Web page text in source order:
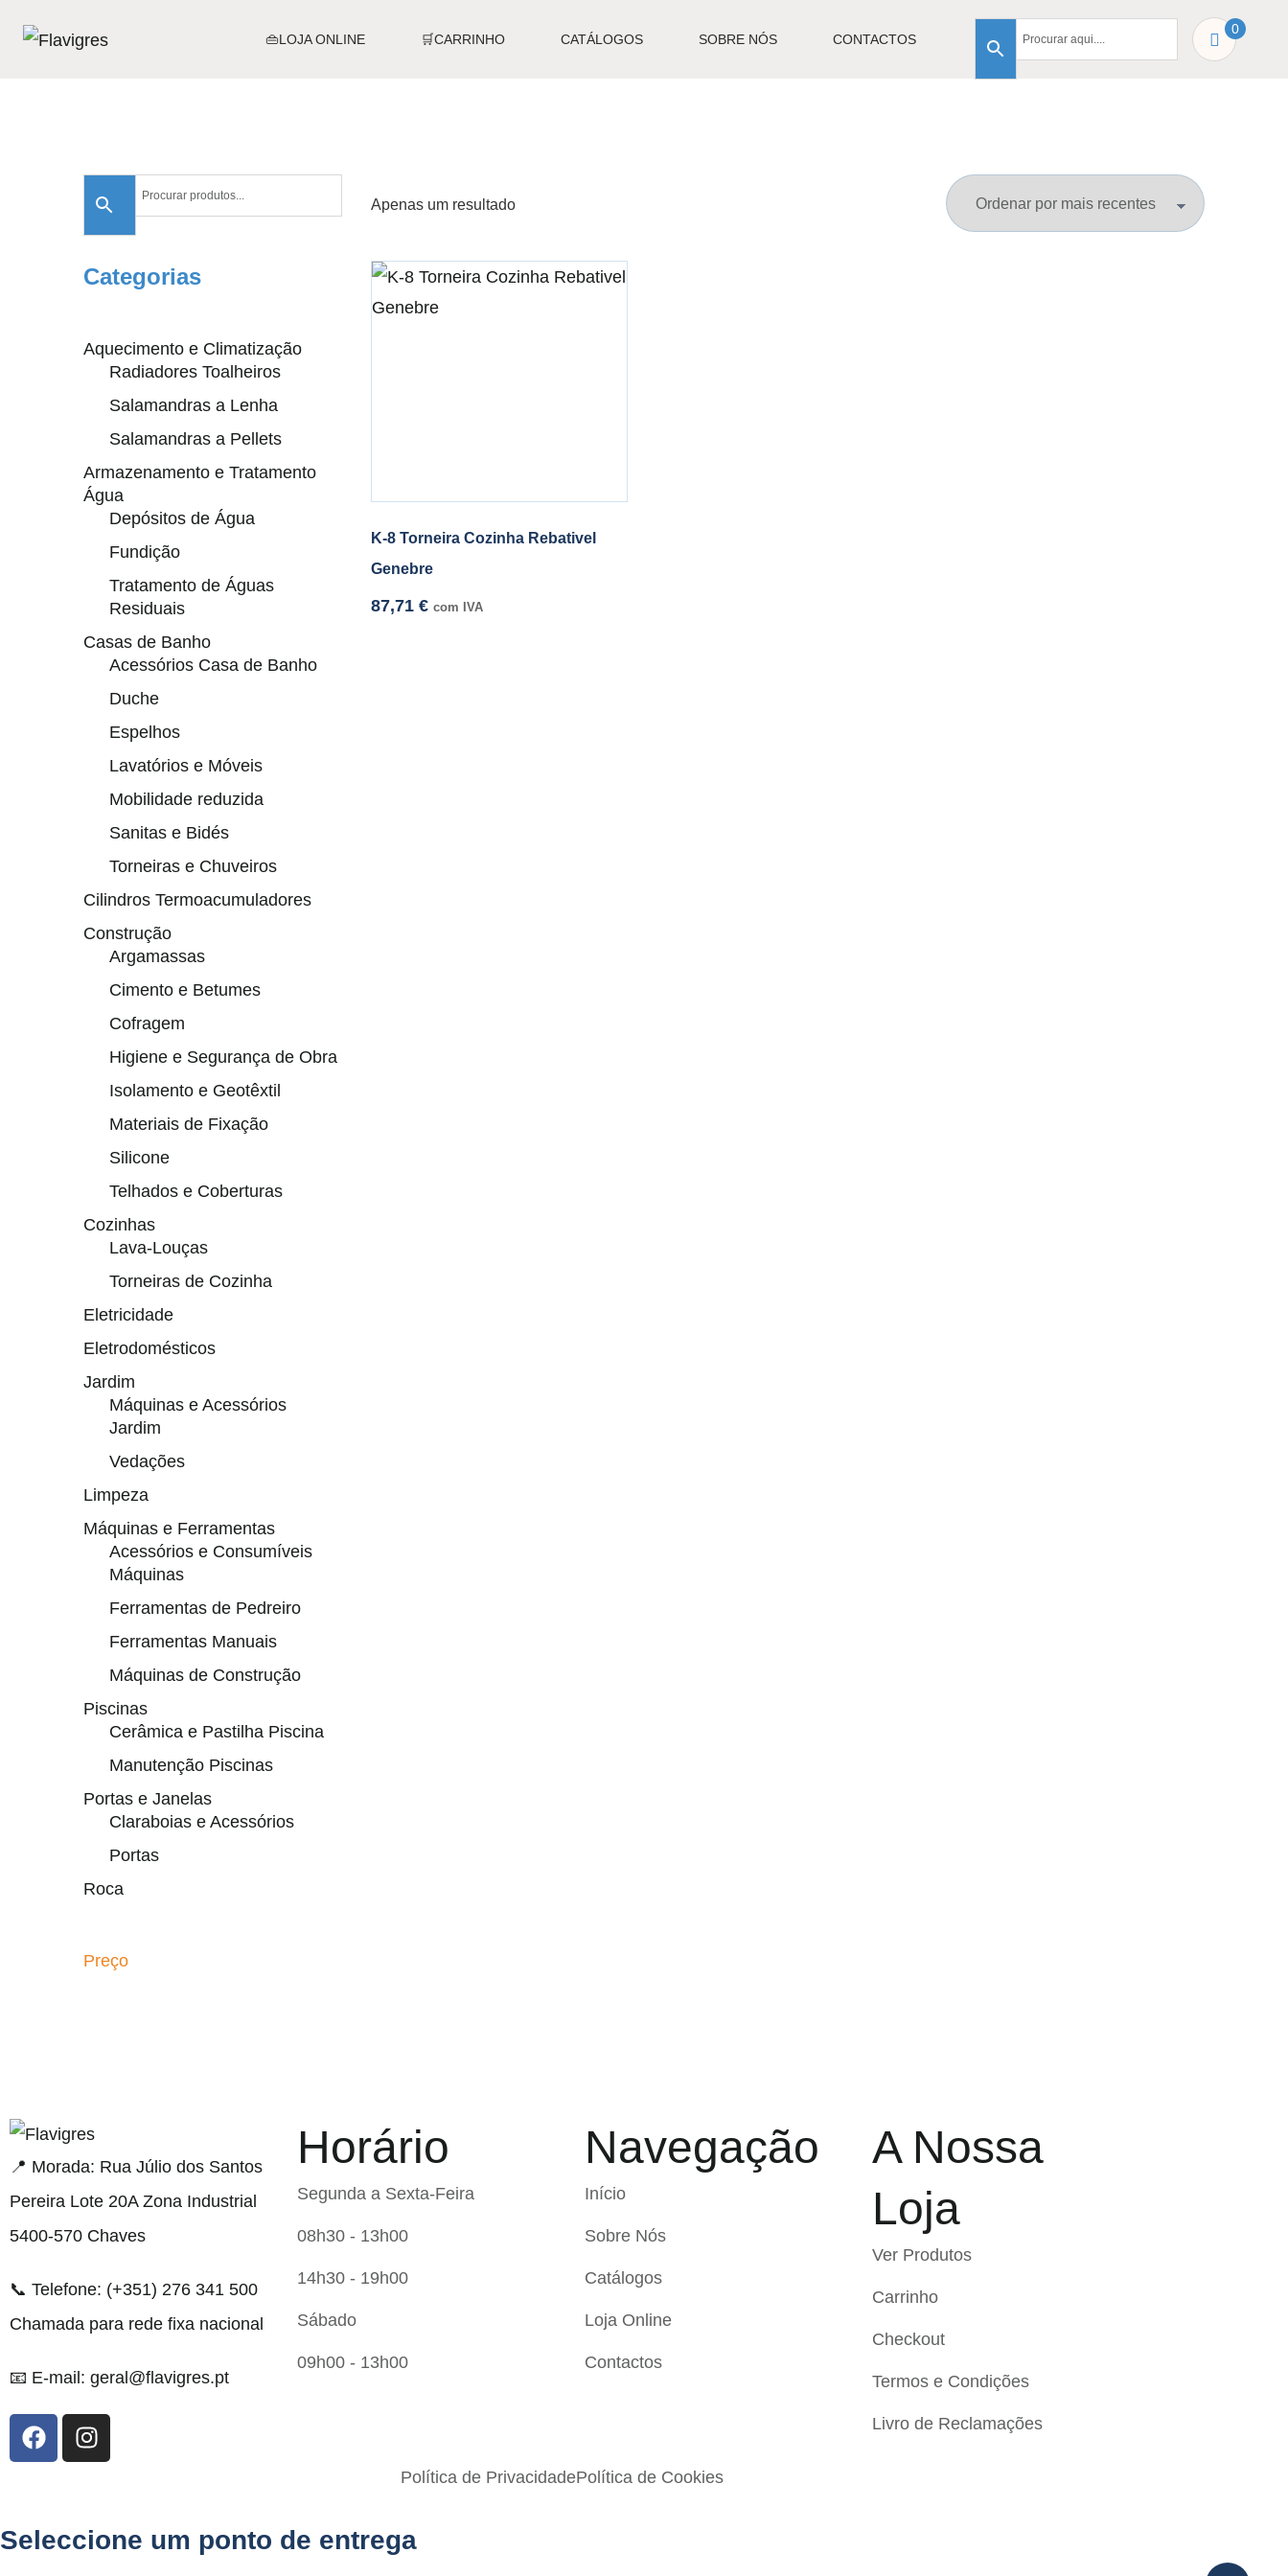
👜LOJA ONLINE 🛒CARRINHO CATÁLOGOS SOBRE NÓS CONTACTOS
0
Apenas um resultado
K-8 Torneira Cozinha Rebativel
Genebre
87,71 € com IVA
Categorias
Aquecimento e Climatização
Radiadores Toalheiros
Salamandras a Lenha
Salamandras a Pellets
Armazenamento e Tratamento
Água
Depósitos de Água
Fundição
Tratamento de Águas
Residuais
Casas de Banho
Acessórios Casa de Banho
Duche
Espelhos
Lavatórios e Móveis
Mobilidade reduzida
Sanitas e Bidés
Torneiras e Chuveiros
Cilindros Termoacumuladores
Construção
Argamassas
Cimento e Betumes
Cofragem
Higiene e Segurança de Obra
Isolamento e Geotêxtil
Materiais de Fixação
Silicone
Telhados e Coberturas
Cozinhas
Lava-Louças
Torneiras de Cozinha
Eletricidade
Eletrodomésticos
Jardim
Máquinas e Acessórios
Jardim
Vedações
Limpeza
Máquinas e Ferramentas
Acessórios e Consumíveis
Máquinas
Ferramentas de Pedreiro
Ferramentas Manuais
Máquinas de Construção
Piscinas
Cerâmica e Pastilha Piscina
Manutenção Piscinas
Portas e Janelas
Claraboias e Acessórios
Portas
Roca
Preço
resmi adresi
📍 Morada: Rua Júlio dos Santos
Pereira Lote 20A Zona Industrial
5400-570 Chaves
📞 Telefone: (+351) 276 341 500
Chamada para rede fixa nacional
📧 E-mail: geral@flavigres.pt
Horário
Segunda a Sexta-Feira
08h30 - 13h00
14h30 - 19h00
Sábado
09h00 - 13h00
Navegação
Início
Sobre Nós
Catálogos
Loja Online
Contactos
A Nossa
Loja
Ver Produtos
Carrinho
Checkout
Termos e Condições
Livro de Reclamações
Política de PrivacidadePolítica de Cookies
Seleccione um ponto de entrega